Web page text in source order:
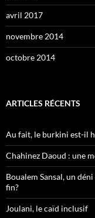
avril 2017
novembre 2014
octobre 2014
ARTICLES RÉCENTS
Au fait, le burkini est-il
Chahinez Daoud : une
Boualem Sansal, un
fin?
Joulani, le caïd inclusif